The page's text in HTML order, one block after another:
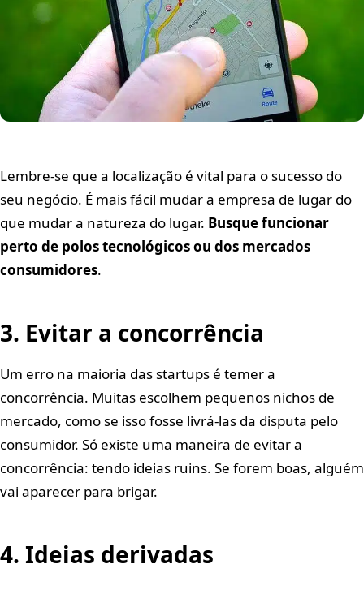
Lembre-se que a localização é vital para o sucesso do
seu negócio. É mais fácil mudar a empresa de lugar do
que mudar a natureza do lugar. Busque funcionar
perto de polos tecnológicos ou dos mercados
consumidores.
3. Evitar a concorrência
Um erro na maioria das startups é temer a
concorrência. Muitas escolhem pequenos nichos de
mercado, como se isso fosse livrá-las da disputa pelo
consumidor. Só existe uma maneira de evitar a
concorrência: tendo ideias ruins. Se forem boas, alguém
vai aparecer para brigar.
4. Ideias derivadas